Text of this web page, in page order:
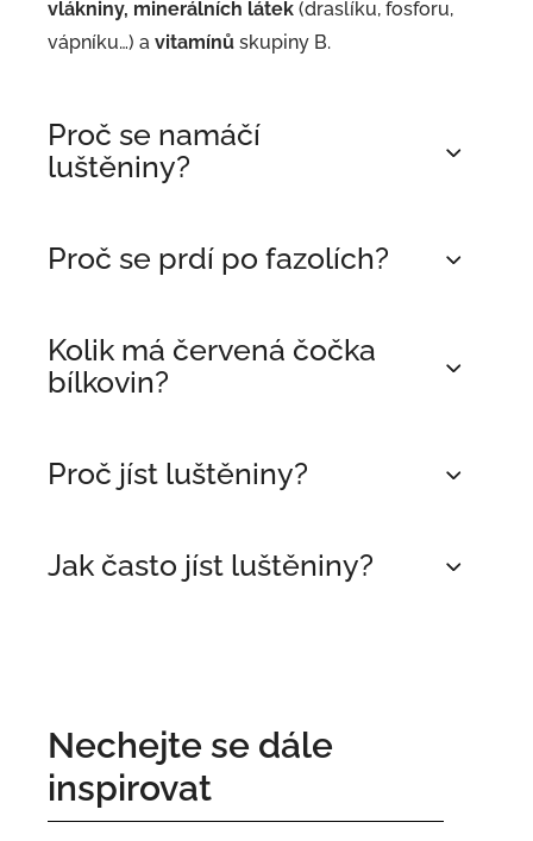
vlákniny, minerálních látek (draslíku, fosforu,
vápníku…) a vitamínů skupiny B.
Proč se namáčí
luštěniny?
Proč se prdí po fazolích?
Kolik má červená čočka
bílkovin?
Proč jíst luštěniny?
Jak často jíst luštěniny?
Nechejte se dále
inspirovat